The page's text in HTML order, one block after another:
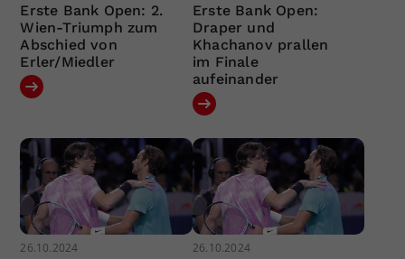
Erste Bank Open: 2.
Wien-Triumph zum
Abschied von
Erler/Miedler
Erste Bank Open:
Draper und
Khachanov prallen
im Finale
aufeinander
26.10.2024 26.10.2024